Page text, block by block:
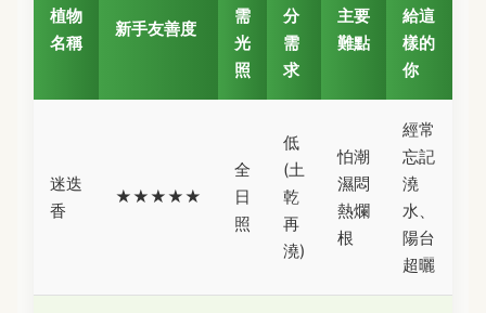
植物
名稱
新手友善度
需
光
照
分
需
求
主要
難點
給這
樣的
你
迷迭
香
★★★★★
全
日
照
低
(土
乾
再
澆)
怕潮
濕悶
熱爛
根
經常
忘記
澆
水、
陽台
超曬